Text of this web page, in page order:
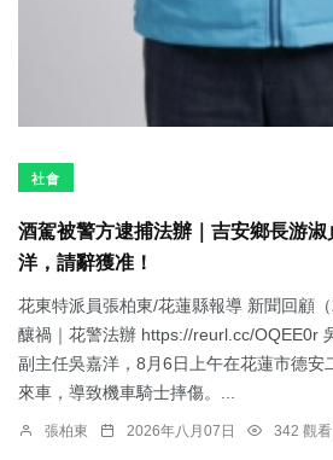
社會
酒駕被警方逮捕法辦｜吉安鄉長游
洋，請辭獲准！
花東特派員張柏東/花蓮縣報導 新聞回顧
釀禍｜花警法辦 https://reurl.cc/OQEE0r
副主任吳嘉洋，8月6日上午在花蓮市德安
來車，導致機車騎士摔傷。...
張柏東 2026年八月07日 342 觀看